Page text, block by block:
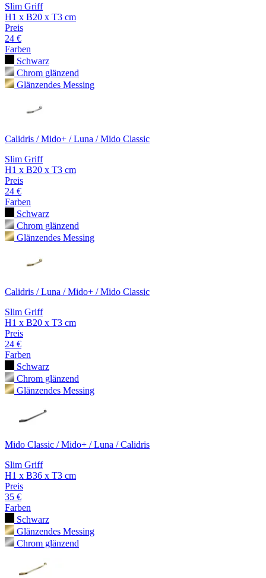
Slim Griff
H1 x B20 x T3 cm
Preis
24 €
Farben
Schwarz
Chrom glänzend
Glänzendes Messing
Calidris / Mido+ / Luna / Mido Classic
Slim Griff
H1 x B20 x T3 cm
Preis
24 €
Farben
Schwarz
Chrom glänzend
Glänzendes Messing
Calidris / Luna / Mido+ / Mido Classic
Slim Griff
H1 x B20 x T3 cm
Preis
24 €
Farben
Schwarz
Chrom glänzend
Glänzendes Messing
Mido Classic / Mido+ / Luna / Calidris
Slim Griff
H1 x B36 x T3 cm
Preis
35 €
Farben
Schwarz
Glänzendes Messing
Chrom glänzend